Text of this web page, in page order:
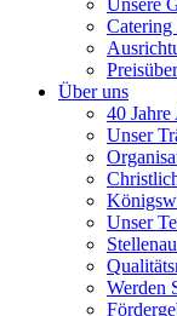
Unsere
Über uns
40
Unser
Unser
Werden